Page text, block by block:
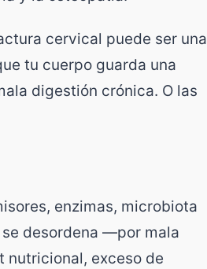
cervical puede ser una
tu cuerpo guarda una
digestión crónica. O las
enzimas, microbiota
desordena —por mala
nutricional, exceso de